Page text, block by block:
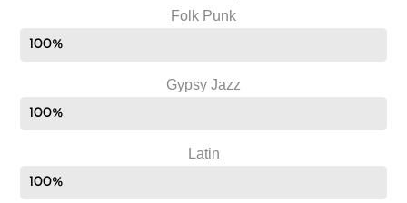
Folk Punk
100%
Gypsy Jazz
100%
Latin
100%